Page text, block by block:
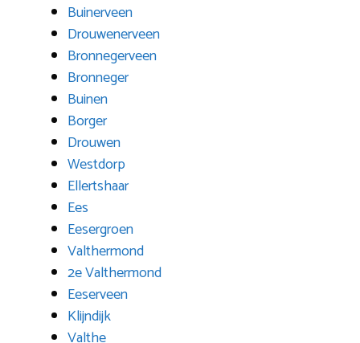
Buinerveen
Drouwenerveen
Bronnegerveen
Bronneger
Buinen
Borger
Drouwen
Westdorp
Ellertshaar
Ees
Eesergroen
Valthermond
2e Valthermond
Eeserveen
Klijndijk